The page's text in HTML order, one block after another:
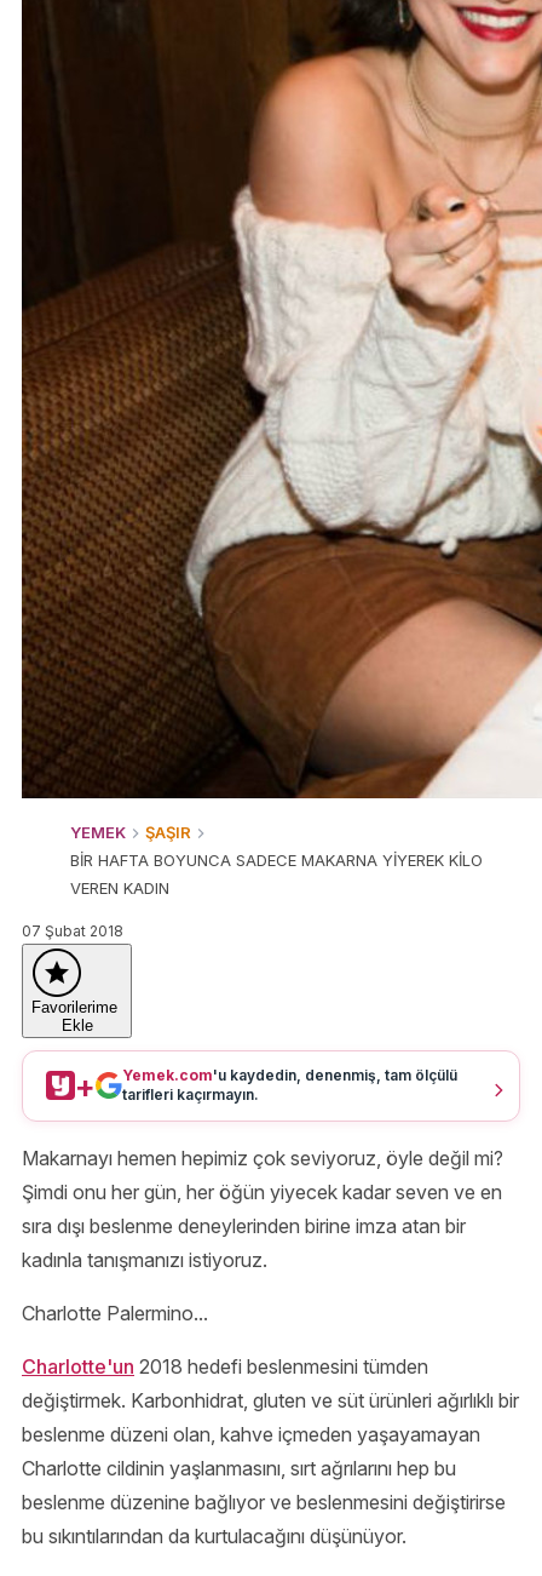
YEMEK
ŞAŞIR
BİR HAFTA BOYUNCA SADECE MAKARNA YİYEREK KİLO
VEREN KADIN
07 Şubat 2018
Favorilerime
Ekle
+ Yemek.com'u kaydedin, denenmiş, tam ölçülü
tarifleri kaçırmayın.
Makarnayı hemen hepimiz çok seviyoruz, öyle değil mi?
Şimdi onu her gün, her öğün yiyecek kadar seven ve en
sıra dışı beslenme deneylerinden birine imza atan bir
kadınla tanışmanızı istiyoruz.
Charlotte Palermino...
Charlotte'un 2018 hedefi beslenmesini tümden
değiştirmek. Karbonhidrat, gluten ve süt ürünleri ağırlıklı bir
beslenme düzeni olan, kahve içmeden yaşayamayan
Charlotte cildinin yaşlanmasını, sırt ağrılarını hep bu
beslenme düzenine bağlıyor ve beslenmesini değiştirirse
bu sıkıntılarından da kurtulacağını düşünüyor.